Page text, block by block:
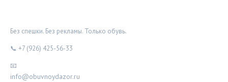
Без спешки. Без рекламы. Только обувь.
📞 +7 (926) 425-56-33
📧
info@obuvnoydazor.ru